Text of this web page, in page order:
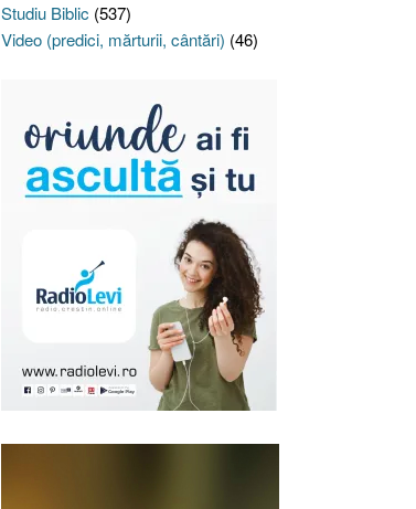
Studiu Biblic (537)
Video (predici, mărturii, cântări) (46)